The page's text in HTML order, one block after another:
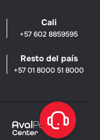
Cali
+57 602 8859595
Resto del país
+57 01 8000 51 8000